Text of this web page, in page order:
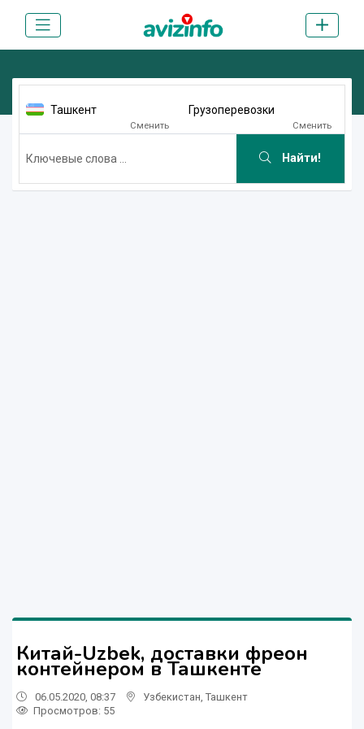
Ташкент
Сменить
Грузоперевозки
Сменить
Найти!
Китай-Uzbek, доставки фреон
контейнером в Ташкенте
06.05.2020, 08:37 Узбекистан Ташкент
Просмотров: 55